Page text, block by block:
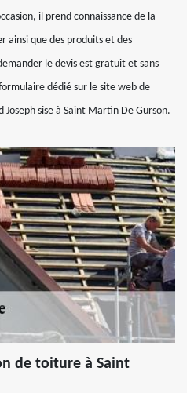
il prend connaissance de la
ainsi que des produits et des
le devis est gratuit et sans
dédié sur le site web de
sise à Saint Martin De Gurson.
de toiture à Saint